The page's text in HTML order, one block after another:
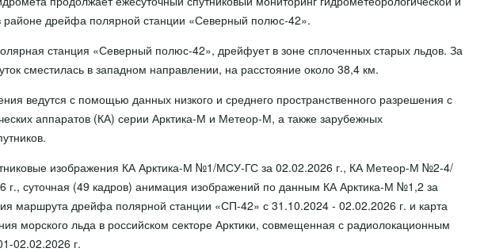
районе дрейфа полярной станции «Северный полюс-42».
станция «Северный полюс-42», дрейфует в зоне сплоченных старых льдов. За
сместилась в западном направлении, на расстояние около 38,4 км.
ведутся с помощью данных низкого и среднего пространственного разрешения с
аппаратов (КА) серии Арктика-М и Метеор-М, а также зарубежных
изображения КА Арктика-М №1/МСУ-ГС за 02.02.2026 г., КА Метеор-М №2-4/
суточная (49 кадров) анимация изображений по данным КА Арктика-М №1,2 за
маршрута дрейфа полярной станции «СП-42» с 31.10.2024 - 02.02.2026 г. и карта
морского льда в российском секторе Арктики, совмещенная с радиолокационным
02.02.2026 г.